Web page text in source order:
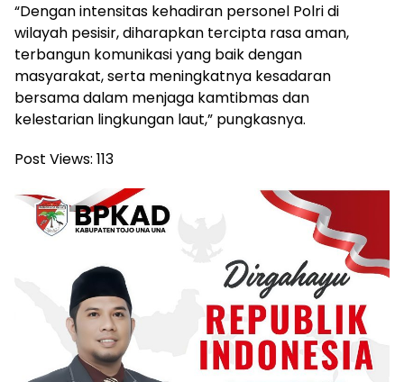
“Dengan intensitas kehadiran personel Polri di
wilayah pesisir, diharapkan tercipta rasa aman,
terbangun komunikasi yang baik dengan
masyarakat, serta meningkatnya kesadaran
bersama dalam menjaga kamtibmas dan
kelestarian lingkungan laut,” pungkasnya.
Post Views: 113